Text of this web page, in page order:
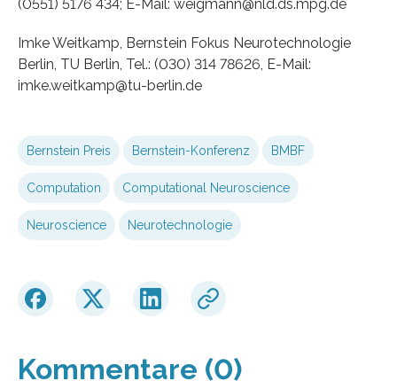
(0551) 5176 434; E-Mail: weigmann@nld.ds.mpg.de
Imke Weitkamp, Bernstein Fokus Neurotechnologie
Berlin, TU Berlin, Tel.: (030) 314 78626, E-Mail:
imke.weitkamp@tu-berlin.de
Bernstein Preis Bernstein-Konferenz BMBF
Computation Computational Neuroscience
Neuroscience Neurotechnologie
Kommentare (0)